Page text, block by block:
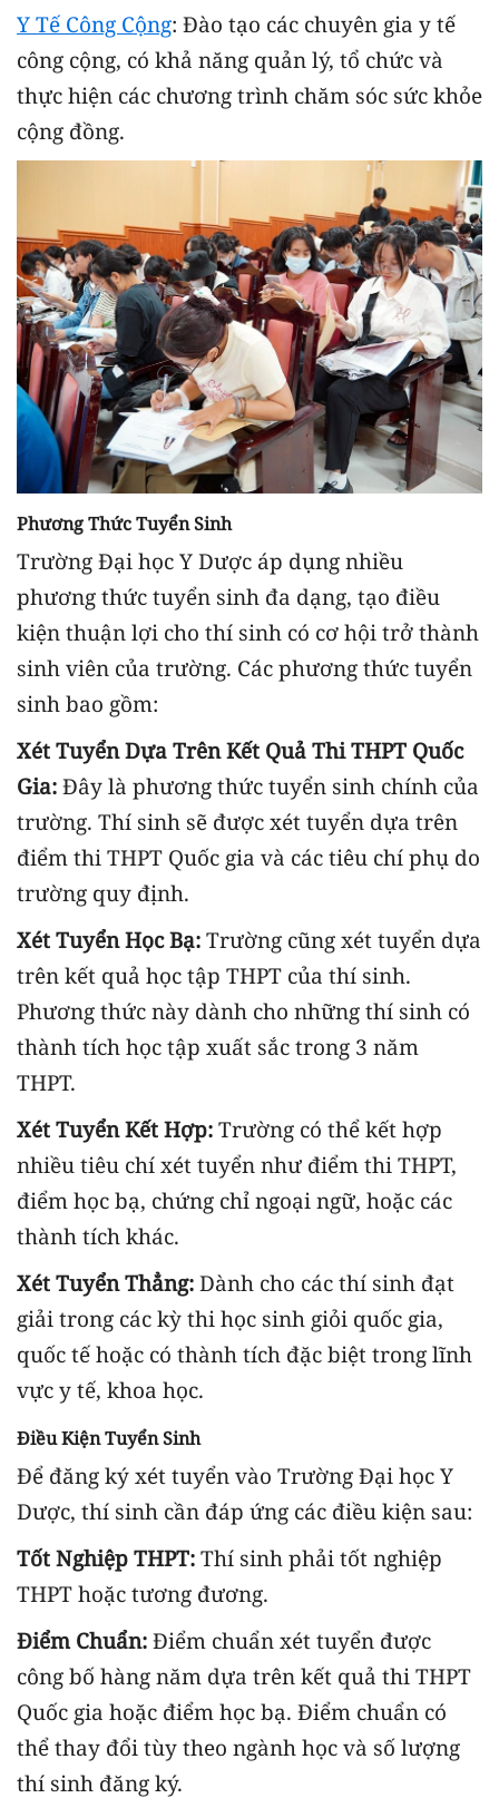
Y Tế Công Cộng: Đào tạo các chuyên gia y tế
công cộng, có khả năng quản lý, tổ chức và
thực hiện các chương trình chăm sóc sức khỏe
cộng đồng.
Phương Thức Tuyển Sinh
Trường Đại học Y Dược áp dụng nhiều
phương thức tuyển sinh đa dạng, tạo điều
kiện thuận lợi cho thí sinh có cơ hội trở thành
sinh viên của trường. Các phương thức tuyển
sinh bao gồm:
Xét Tuyển Dựa Trên Kết Quả Thi THPT Quốc
Gia: Đây là phương thức tuyển sinh chính của
trường. Thí sinh sẽ được xét tuyển dựa trên
điểm thi THPT Quốc gia và các tiêu chí phụ do
trường quy định.
Xét Tuyển Học Bạ: Trường cũng xét tuyển dựa
trên kết quả học tập THPT của thí sinh.
Phương thức này dành cho những thí sinh có
thành tích học tập xuất sắc trong 3 năm
THPT.
Xét Tuyển Kết Hợp: Trường có thể kết hợp
nhiều tiêu chí xét tuyển như điểm thi THPT,
điểm học bạ, chứng chỉ ngoại ngữ, hoặc các
thành tích khác.
Xét Tuyển Thẳng: Dành cho các thí sinh đạt
giải trong các kỳ thi học sinh giỏi quốc gia,
quốc tế hoặc có thành tích đặc biệt trong lĩnh
vực y tế, khoa học.
Điều Kiện Tuyển Sinh
Để đăng ký xét tuyển vào Trường Đại học Y
Dược, thí sinh cần đáp ứng các điều kiện sau:
Tốt Nghiệp THPT: Thí sinh phải tốt nghiệp
THPT hoặc tương đương.
Điểm Chuẩn: Điểm chuẩn xét tuyển được
công bố hàng năm dựa trên kết quả thi THPT
Quốc gia hoặc điểm học bạ. Điểm chuẩn có
thể thay đổi tùy theo ngành học và số lượng
thí sinh đăng ký.